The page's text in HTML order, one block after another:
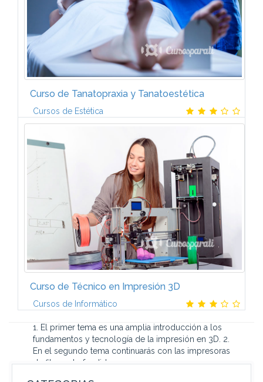
Curso de Tanatopraxia y Tanatoestética
Cursos de Estética
Manual 1. Procesos y técnicas de conservación o
embalsamamiento de cadáveres con productos
biocidas. ? Capítulo 1. Anatomía humana aplicada al
proceso de conservación y...
Curso de Técnico en Impresión 3D
Cursos de Informático
1. El primer tema es una amplia introducción a los
fundamentos y tecnología de la impresión en 3D. 2.
En el segundo tema continuarás con las impresoras
de filamento fundido...